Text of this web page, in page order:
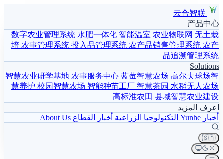
云合智联
产品中心
数字农业管理系统水肥一体化智能温室农业物联网无土栽
培农事管理系统投入品管理系统农产品销售管理系统农产
品追溯管理系统
Solutions
智慧农业研学基地农事服务中心蓝莓智慧农场高尔夫球场智
慧养护校园智慧农场智能种苗工厂智慧茶园水稻无人农场
高标准农田县域智慧农业建设
اعرف المزيد
أخبار Yunhe
التكنولوجيا الزراعيةأخبار القطاعAbout Us
🇸🇦